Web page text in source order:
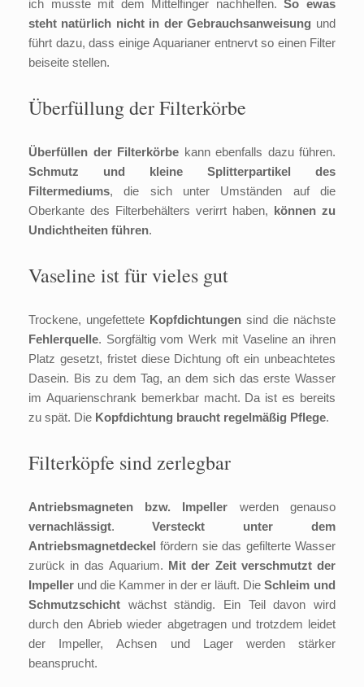
ich musste mit dem Mittelfinger nachhelfen. So ewas
steht natürlich nicht in der Gebrauchsanweisung und
führt dazu, dass einige Aquarianer entnervt so einen Filter
beiseite stellen.
Überfüllung der Filterkörbe
Überfüllen der Filterkörbe kann ebenfalls dazu führen.
Schmutz und kleine Splitterpartikel des
Filtermediums, die sich unter Umständen auf die
Oberkante des Filterbehälters verirrt haben, können zu
Undichtheiten führen.
Vaseline ist für vieles gut
Trockene, ungefettete Kopfdichtungen sind die nächste
Fehlerquelle. Sorgfältig vom Werk mit Vaseline an ihren
Platz gesetzt, fristet diese Dichtung oft ein unbeachtetes
Dasein. Bis zu dem Tag, an dem sich das erste Wasser
im Aquarienschrank bemerkbar macht. Da ist es bereits
zu spät. Die Kopfdichtung braucht regelmäßig Pflege.
Filterköpfe sind zerlegbar
Antriebsmagneten bzw. Impeller werden genauso
vernachlässigt. Versteckt unter dem
Antriebsmagnetdeckel fördern sie das gefilterte Wasser
zurück in das Aquarium. Mit der Zeit verschmutzt der
Impeller und die Kammer in der er läuft. Die Schleim und
Schmutzschicht wächst ständig. Ein Teil davon wird
durch den Abrieb wieder abgetragen und trotzdem leidet
der Impeller, Achsen und Lager werden stärker
beansprucht.